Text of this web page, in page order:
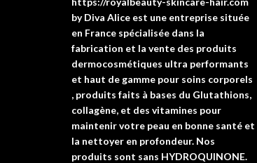
by Diva Alice est une entreprise située
en France spécialisée dans la
fabrication et la vente des produits
dermocosmétiques ultra performants
et haut de gamme pour soins corporels
, produits faits à bases du Glutathions,
collagène, et des vitamines pour
maintenir votre peau en bonne santé et
la nettoyer en profondeur. Nos
produits sont sans HYDROQUINONE.